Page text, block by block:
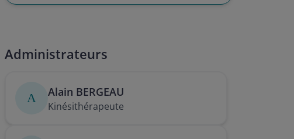
Administrateurs
A Alain BERGEAU
Kinésithérapeute